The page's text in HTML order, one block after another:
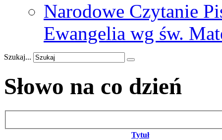
Narodowe Czytanie
Ewangelia wg św.
Szukaj...
Słowo na co dzień
Tytuł